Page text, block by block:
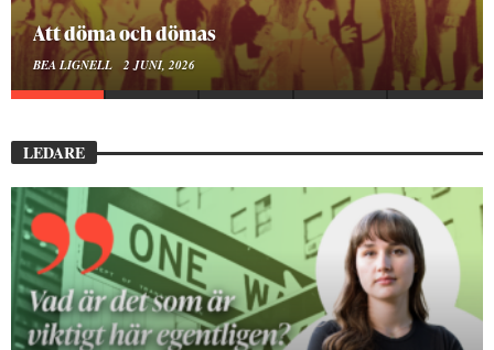
Mellan ånger och ältande
BEA LIGNELL 23 MARS, 2026
LEDARE